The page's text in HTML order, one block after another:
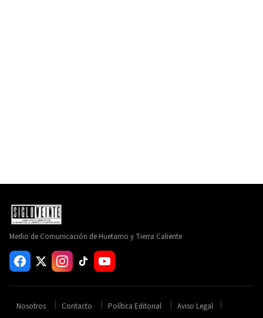
Medio de Comunicación de Huetamo y Tierra Caliente
Nosotros Contacto Política Editorial
Aviso Legal